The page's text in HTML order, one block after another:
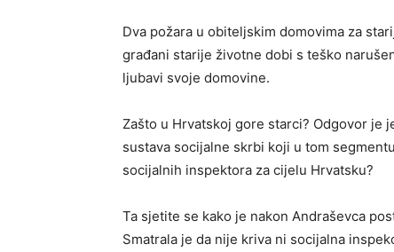
Dva požara u obiteljskim domovima za
građani starije ži­votne dobi s teško
ljubavi svoje domovine.
Zašto u Hrvatskoj gore starci? Odgovor je
sustava socijal­ne skrbi koji u tom
socijalnih inspektora za cijelu Hr­vatsku?
Ta sjetite se kako je nakon Andraševca
Smatrala je da nije kriva ni socijalna